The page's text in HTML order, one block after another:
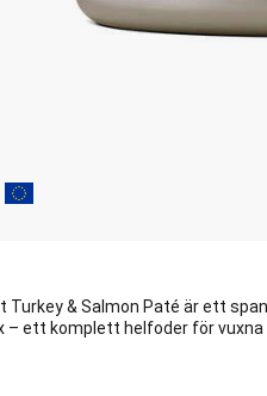
Turkey & Salmon Paté är ett
– ett komplett helfoder för vuxna